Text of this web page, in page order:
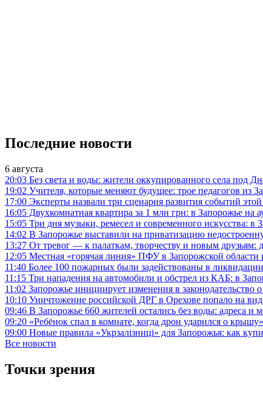
Последние новости
6 августа
20:03 Без света и воды: жители оккупированного села под
19:02 Учителя, которые меняют будущее: трое педагогов
17:00 Эксперты назвали три сценария развития событий
16:05 Двухкомнатная квартира за 1 млн грн: в Запорожье
15:05 Три дня музыки, ремесел и современного искусства: в
14:02 В Запорожье выставили на приватизацию
13:27 От тревог — к палаткам, творчеству и новым
12:05 Местная «горячая линия» ПФУ в Запорожской области
11:40 Более 100 пожарных были задействованы в
11:15 Три нападения на автомобили и обстрел из КАБ: в
11:02 Запорожье инициирует изменения в
10:10 Уничтожение российской ДРГ в Орехове попало на
09:46 В Запорожье 660 жителей остались без воды: адреса и
09:20 «Ребёнок спал в комнате, когда дрон ударился о
09:00 Новые правила «Укрзалізниці» для Запорожья: как
Все новости
Точки зрения